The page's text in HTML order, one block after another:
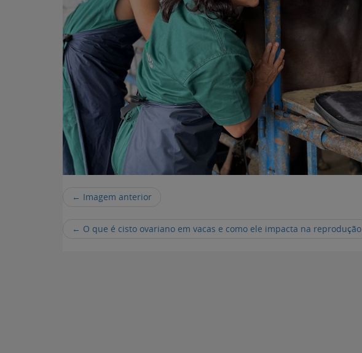
← Imagem anterior
← O que é cisto ovariano em vacas e como ele impacta na reprodução